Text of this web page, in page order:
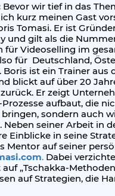
Bevor wir tief in das
kurz meinen Gast
Tomasi. Er ist
und gilt als die
für Videoselling im
für Deutschland,
Boris ist ein Trainer aus
blickt auf über 20
Er zeigt
aufbaut, die
bringen, sondern auch
Neben seiner Arbeit in
Einblicke in seine
Mentor auf seiner
. Dabei
„Tschakka-
auf Strategien, die